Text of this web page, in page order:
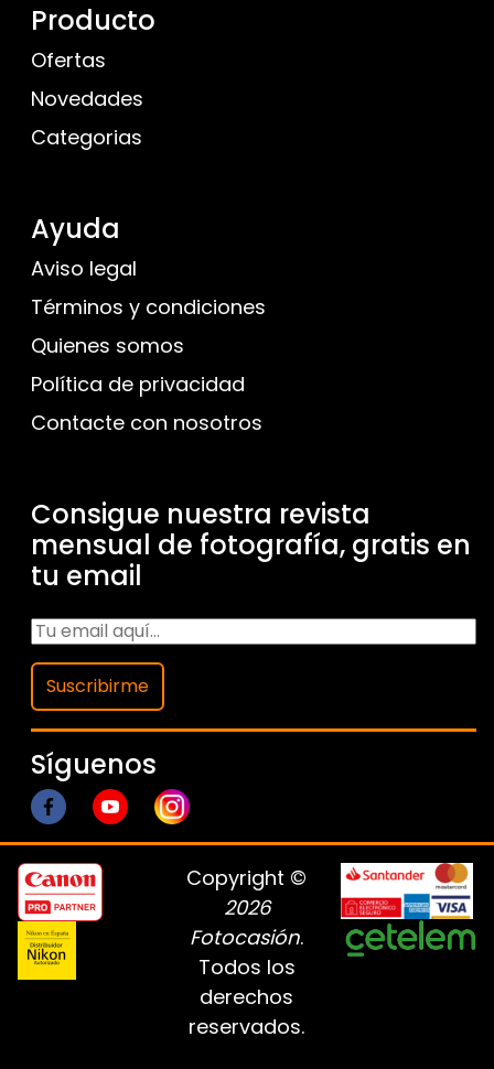
Producto
Ofertas
Novedades
Categorias
Ayuda
Aviso legal
Términos y condiciones
Quienes somos
Política de privacidad
Contacte con nosotros
Consigue nuestra revista
mensual de fotografía, gratis en
tu email
Suscribirme
Síguenos
Copyright ©
2026
Fotocasión.
Todos los
derechos
reservados.